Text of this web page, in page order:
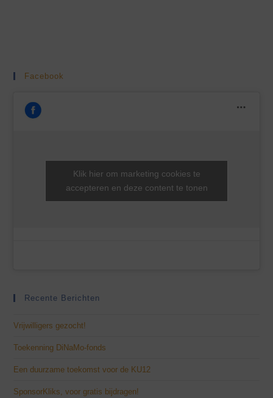
Facebook
Klik hier om marketing cookies te
accepteren en deze content te tonen
Recente Berichten
Vrijwilligers gezocht!
Toekenning DiNaMo-fonds
Een duurzame toekomst voor de KU12
SponsorKliks, voor gratis bijdragen!